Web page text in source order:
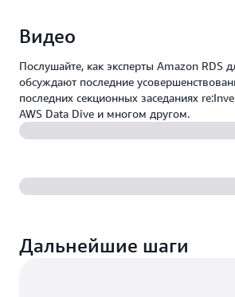
Видео
Послушайте, как эксперты Amazon RDS
обсуждают последние
последних секционных заседаниях
AWS Data Dive и многом другом.
Дальнейшие шаги